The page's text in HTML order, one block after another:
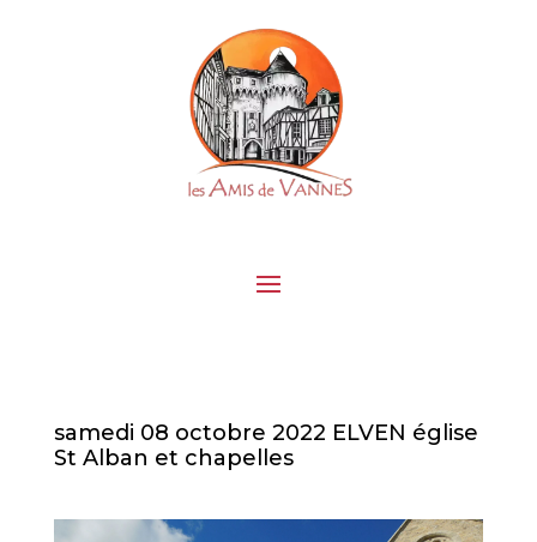
samedi 08 octobre 2022 ELVEN église
St Alban et chapelles